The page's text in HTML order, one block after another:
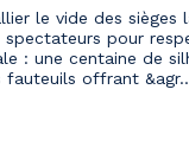
le vide des sièges
spectateurs pour
: une centaine de
fauteuils offrant